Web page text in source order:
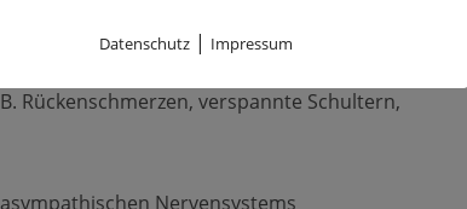
Rückenschmerzen, verspannte Schultern,
Nervensystems
Datenschutz | Impressum